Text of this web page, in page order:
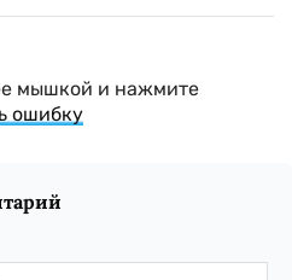
мышкой и нажмите
ошибку